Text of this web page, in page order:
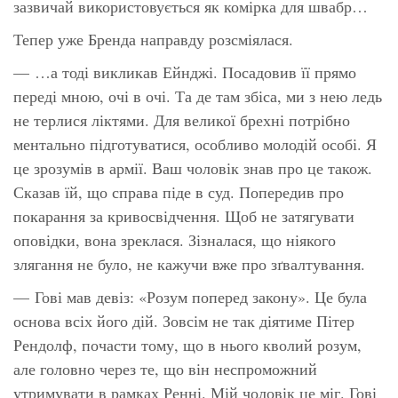
зазвичай використовується як комірка для швабр…
Тепер уже Бренда направду розсміялася.
— …а тоді викликав Ейнджі. Посадовив її прямо
переді мною, очі в очі. Та де там збіса, ми з нею ледь
не терлися ліктями. Для великої брехні потрібно
ментально підготуватися, особливо молодій особі. Я
це зрозумів в армії. Ваш чоловік знав про це також.
Сказав їй, що справа піде в суд. Попередив про
покарання за кривосвідчення. Щоб не затягувати
оповідки, вона зреклася. Зізналася, що ніякого
злягання не було, не кажучи вже про зґвалтування.
— Гові мав девіз: «Розум поперед закону». Це була
основа всіх його дій. Зовсім не так діятиме Пітер
Рендолф, почасти тому, що в нього кволий розум,
але головно через те, що він неспроможний
утримувати в рамках Ренні. Мій чоловік це міг. Гові